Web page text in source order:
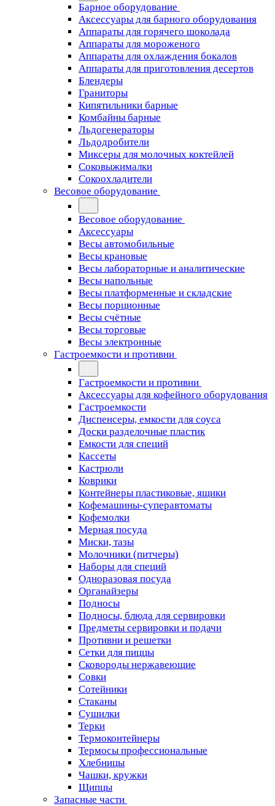
Барное оборудование
Аксессуары для барного оборудования
Аппараты для горячего шоколада
Аппараты для мороженого
Аппараты для охлаждения бокалов
Аппараты для приготовления десертов
Блендеры
Граниторы
Кипятильники барные
Комбайны барные
Льдогенераторы
Льдодробители
Миксеры для молочных коктейлей
Соковыжималки
Сокоохладители
Весовое оборудование
Весовое оборудование
Аксессуары
Весы автомобильные
Весы крановые
Весы лабораторные и аналитические
Весы напольные
Весы платформенные и складские
Весы порционные
Весы счётные
Весы торговые
Весы электронные
Гастроемкости и противни
Гастроемкости и противни
Аксессуары для кофейного оборудования
Гастроемкости
Диспенсеры, емкости для соуса
Доски разделочные пластик
Емкости для специй
Кассеты
Кастрюли
Коврики
Контейнеры пластиковые, ящики
Кофемашины-суперавтоматы
Кофемолки
Мерная посуда
Миски, тазы
Молочники (питчеры)
Наборы для специй
Одноразовая посуда
Органайзеры
Подносы
Подносы, блюда для сервировки
Предметы сервировки и подачи
Противни и решетки
Сетки для пиццы
Сковороды нержавеющие
Совки
Сотейники
Стаканы
Сушилки
Терки
Термоконтейнеры
Термосы профессиональные
Хлебницы
Чашки, кружки
Щипцы
Запасные части